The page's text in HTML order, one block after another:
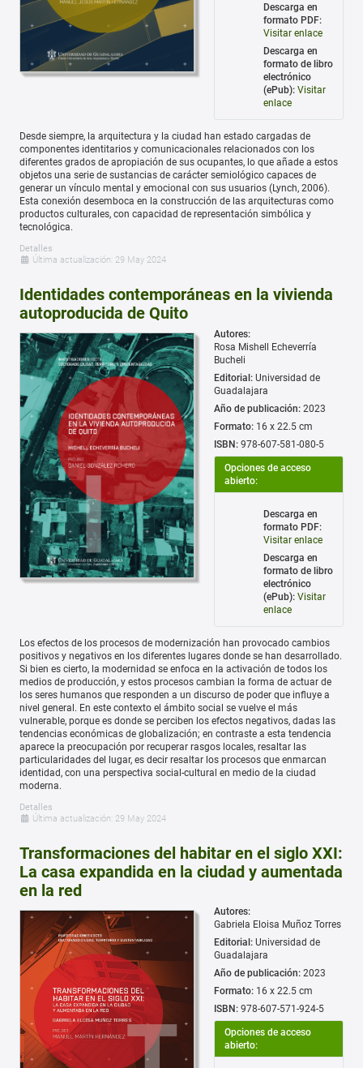
Descarga en
formato PDF:
Visitar enlace
Descarga en
formato de libro
electrónico
(ePub): Visitar
enlace
Desde siempre, la arquitectura y la ciudad han estado cargadas de
componentes identitarios y comunicacionales relacionados con los
diferentes grados de apropiación de sus ocupantes, lo que añade a estos
objetos una serie de sustancias de carácter semiológico capaces de
generar un vínculo mental y emocional con sus usuarios (Lynch, 2006).
Esta conexión desemboca en la construcción de las arquitecturas como
productos culturales, con capacidad de representación simbólica y
tecnológica.
Detalles
Última actualización: 29 May 2024
Identidades contemporáneas en la vivienda
autoproducida de Quito
Autores:
Rosa Mishell Echeverría
Bucheli
Editorial: Universidad de
Guadalajara
Año de publicación: 2023
Formato: 16 x 22.5 cm
ISBN: 978-607-581-080-5
Opciones de acceso
abierto:
Descarga en
formato PDF:
Visitar enlace
Descarga en
formato de libro
electrónico
(ePub): Visitar
enlace
Los efectos de los procesos de modernización han provocado cambios
positivos y negativos en los diferentes lugares donde se han desarrollado.
Si bien es cierto, la modernidad se enfoca en la activación de todos los
medios de producción, y estos procesos cambian la forma de actuar de
los seres humanos que responden a un discurso de poder que influye a
nivel general. En este contexto el ámbito social se vuelve el más
vulnerable, porque es donde se perciben los efectos negativos, dadas las
tendencias económicas de globalización; en contraste a esta tendencia
aparece la preocupación por recuperar rasgos locales, resaltar las
particularidades del lugar, es decir resaltar los procesos que enmarcan
identidad, con una perspectiva social-cultural en medio de la ciudad
moderna.
Detalles
Última actualización: 29 May 2024
Transformaciones del habitar en el siglo XXI:
La casa expandida en la ciudad y aumentada
en la red
Autores:
Gabriela Eloisa Muñoz Torres
Editorial: Universidad de
Guadalajara
Año de publicación: 2023
Formato: 16 x 22.5 cm
ISBN: 978-607-571-924-5
Opciones de acceso
abierto: